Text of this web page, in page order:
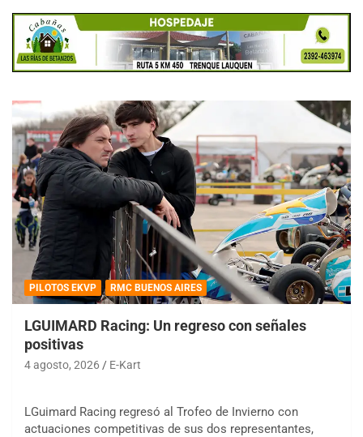
PILOTOS EKVP RMC BUENOS AIRES
LGUIMARD Racing: Un regreso con señales
positivas
4 agosto, 2026 E-Kart
LGuimard Racing regresó al Trofeo de Invierno con
actuaciones competitivas de sus dos representantes,